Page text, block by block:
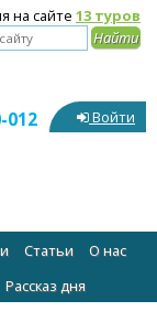
на сайте 13 туров
012 Войти
Статьи
О нас
Рассказ дня